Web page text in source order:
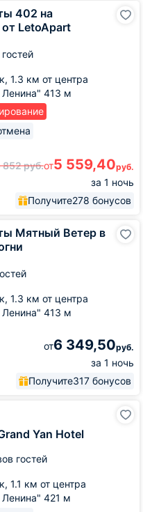
402 на
LetoApart
1.3 км от центра
413 м
852руб.от5 559,40руб.
за 1 ночь
Получите278 бонусов
Мятный Ветер в
1.3 км от центра
413 м
от6 349,50руб.
за 1 ночь
Получите317 бонусов
Yan Hotel
гостей
1.1 км от центра
421 м